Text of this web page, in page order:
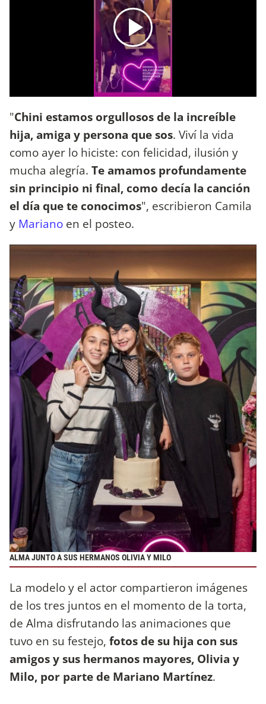
"Chini estamos orgullosos de la increíble
hija, amiga y persona que sos. Viví la vida
como ayer lo hiciste: con felicidad, ilusión y
mucha alegría. Te amamos profundamente
sin principio ni final, como decía la canción
el día que te conocimos", escribieron Camila
y Mariano en el posteo.
ALMA JUNTO A SUS HERMANOS OLIVIA Y MILO
La modelo y el actor compartieron imágenes
de los tres juntos en el momento de la torta,
de Alma disfrutando las animaciones que
tuvo en su festejo, fotos de su hija con sus
amigos y sus hermanos mayores, Olivia y
Milo, por parte de Mariano Martínez.